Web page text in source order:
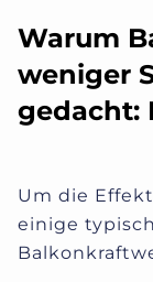
Warum
weniger
gedacht:
Um die
einige